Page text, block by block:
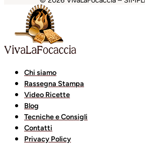
casibomcasibom
Chi siamo
Rassegna Stampa
Video Ricette
Blog
Tecniche e Consigli
Contatti
Privacy Policy